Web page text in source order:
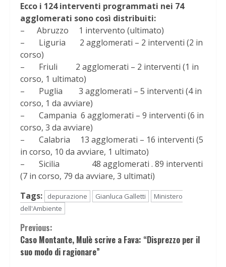
Ecco i 124 interventi programmati nei 74
agglomerati sono così distribuiti:
– Abruzzo 1 intervento (ultimato)
– Liguria 2 agglomerati – 2 interventi (2 in
corso)
– Friuli 2 agglomerati – 2 interventi (1 in
corso, 1 ultimato)
– Puglia 3 agglomerati – 5 interventi (4 in
corso, 1 da avviare)
– Campania 6 agglomerati – 9 interventi (6 in
corso, 3 da avviare)
– Calabria 13 agglomerati – 16 interventi (5
in corso, 10 da avviare, 1 ultimato)
– Sicilia 48 agglomerati . 89 interventi
(7 in corso, 79 da avviare, 3 ultimati)
Tags:
depurazione Gianluca Galletti
Ministero
dell'Ambiente
Continue
Reading
Previous:
Caso Montante, Mulè scrive a Fava: “Disprezzo per il
suo modo di ragionare”